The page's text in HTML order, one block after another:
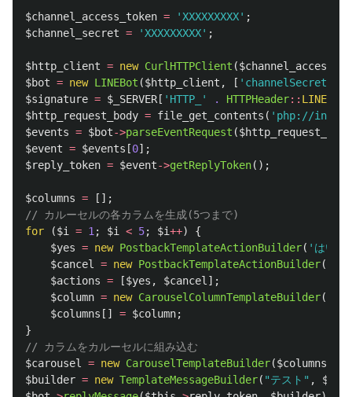
$channel_access_token = 'XXXXXXXXX' ;
$channel_secret = 'XXXXXXXXX' ;
$http_client = new CurlHTTPClient (
$bot = new LINEBot ($http_client , [ 'channelSecret'
$signature = $_SERVER [ 'HTTP_' . HTTPHeader::
$http_request_body = file_get_contents ( 'php://input'
$events = $bot->parseEventRequest ($http_request_body
$event = $events [0];
$reply_token = $event->getReplyToken();
$columns =
[];
// カルーセルの各カラムを生成(5つまで)
for
($i = 1 ; $i < 5; $i++)
{
$yes = new PostbackTemplateActionBuilder( 'はい'
$cancel
= new PostbackTemplateActionBuilder(
$actions = [$yes , $cancel ];
$column = new CarouselColumnTemplateBuilder(
$columns [] = $column;
}
// カラムをカルーセルに組み込む
$carousel
= new CarouselTemplateBuilder($columns
$builder = new TemplateMessageBuilder( "テスト" ,